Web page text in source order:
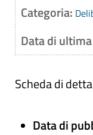
Categoria:
Data di
Scheda di
Data di